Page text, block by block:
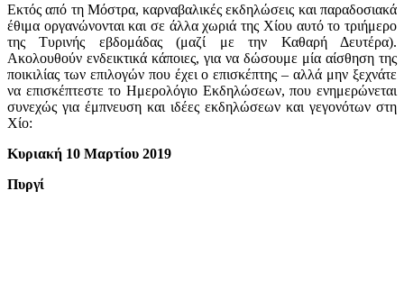
Εκτός από τη Μόστρα, καρναβαλικές εκδηλώσεις και παραδοσιακά
έθιμα οργανώνονται και σε άλλα χωριά της Χίου αυτό το τριήμερο
της Τυρινής εβδομάδας (μαζί με την Καθαρή Δευτέρα).
Ακολουθούν ενδεικτικά κάποιες, για να δώσουμε μία αίσθηση της
ποικιλίας των επιλογών που έχει ο επισκέπτης – αλλά μην ξεχνάτε
να επισκέπτεστε το Ημερολόγιο Εκδηλώσεων, που ενημερώνεται
συνεχώς για έμπνευση και ιδέες εκδηλώσεων και γεγονότων στη
Χίο:
Κυριακή 10 Μαρτίου 2019
Πυργί